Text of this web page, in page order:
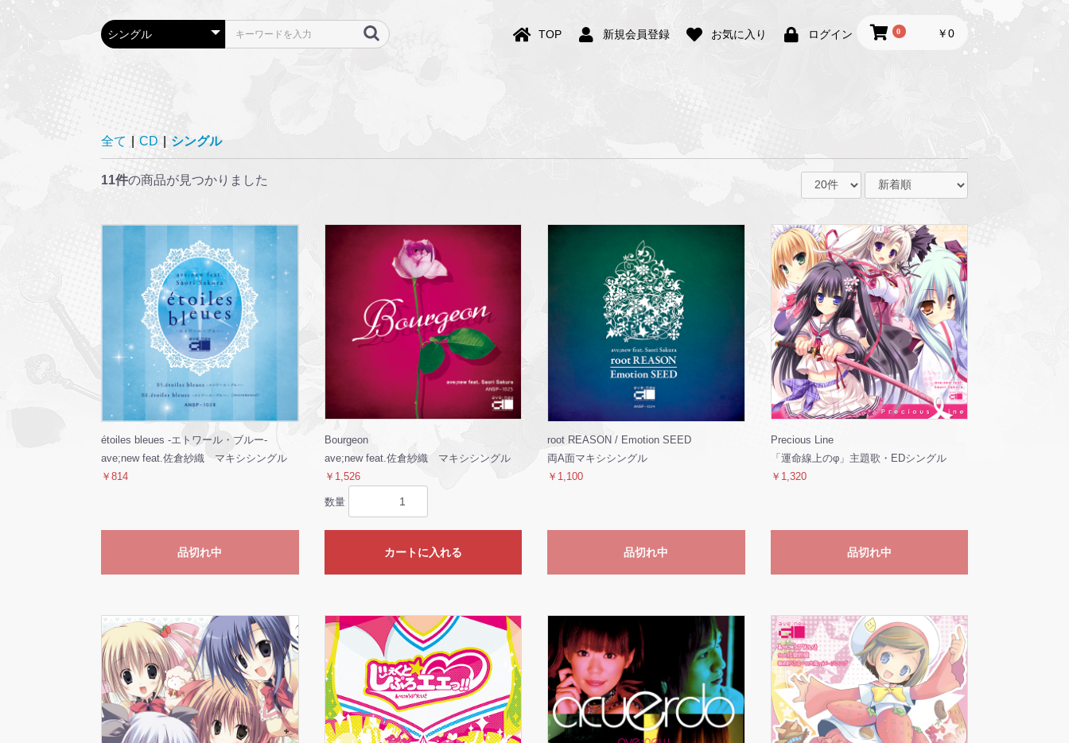
TOP 新規会員登録 お気に入り ログイン 0 ￥0
全て CD シングル
11件の商品が見つかりました
étoiles bleues -エトワール・ブルー-
ave;new feat.佐倉紗織 マキシシングル
￥814
品切れ中
Bourgeon
ave;new feat.佐倉紗織 マキシシングル
￥1,526
数量
カートに入れる
root REASON / Emotion SEED
両A面マキシシングル
￥1,100
品切れ中
Precious Line
「運命線上のφ」主題歌・EDシングル
￥1,320
品切れ中